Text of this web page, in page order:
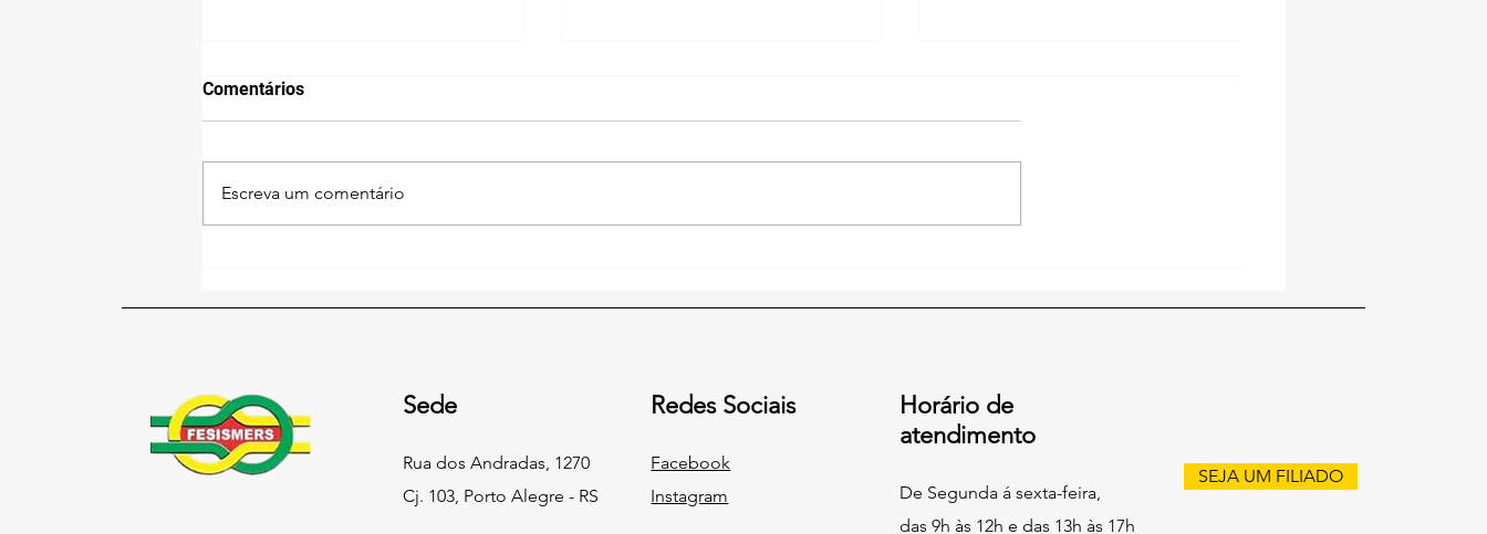
promove homenagem aos
inativos e anuncia projeto
destaca valorização dos
Comentários
Escreva um comentário
Sede
Rua dos Andradas, 1270
Cj. 103, Porto Alegre - RS
Redes Sociais
Facebook
Instagram
Horário de
atendimento
De Segunda á sexta-feira,
das 9h às 12h e das 13h às 17h
SEJA UM FILIADO